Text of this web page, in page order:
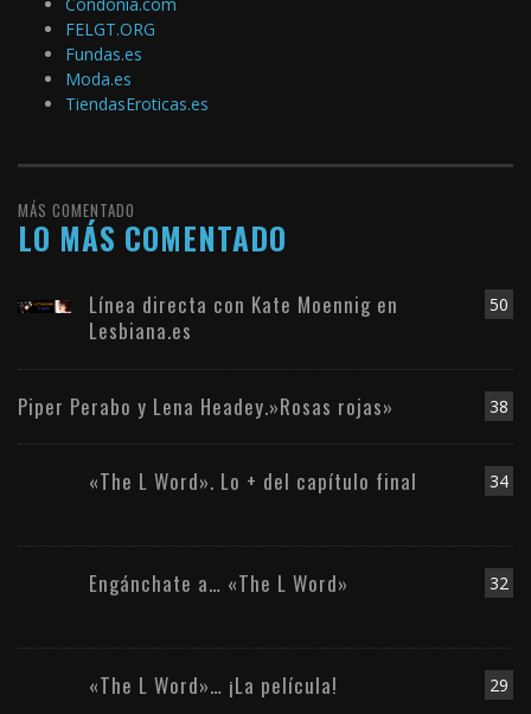
FELGT.ORG
Fundas.es
Moda.es
TiendasEroticas.es
MÁS COMENTADO
LO MÁS COMENTADO
50
Línea directa con Kate Moennig en
Lesbiana.es
38
Piper Perabo y Lena Headey.»Rosas rojas»
34
«The L Word». Lo + del capítulo final
32
Engánchate a… «The L Word»
29
«The L Word»… ¡La película!